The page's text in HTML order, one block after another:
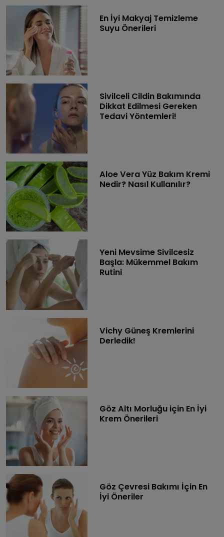
En İyi Makyaj Temizleme
Suyu Önerileri
Sivilceli Cildin Bakımında
Dikkat Edilmesi Gereken
Tedavi Yöntemleri!
Aloe Vera Yüz Bakım Kremi
Nedir? Nasıl Kullanılır?
Yeni Mevsime Sivilcesiz
Başla: Mükemmel Bakım
Rutini
Vichy Güneş Kremlerini
Derledik!
Göz Altı Morluğu için En İyi
Krem Önerileri
Göz Çevresi Bakımı İçin En
İyi Öneriler